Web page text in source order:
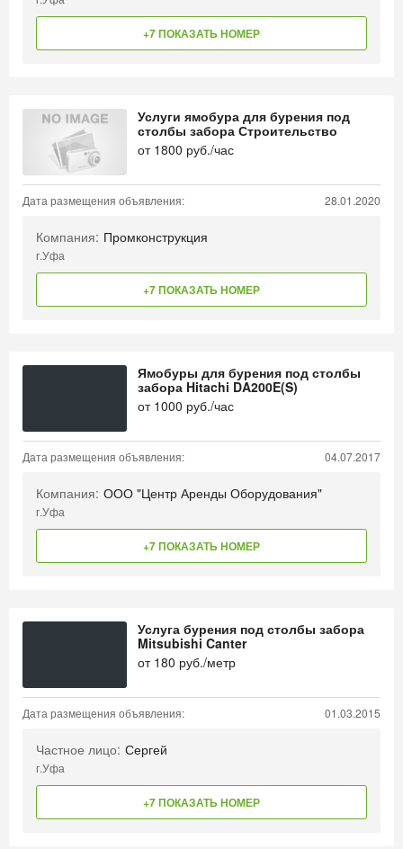
+7 ПОКАЗАТЬ НОМЕР
Услуги ямобура для бурения под
столбы забора Строительство
от 1800 руб./час
Дата размещения объявления: 28.01.2020
Компания: Промконструкция
г.Уфа
+7 ПОКАЗАТЬ НОМЕР
Ямобуры для бурения под столбы
забора Hitachi DA200E(S)
от 1000 руб./час
Дата размещения объявления: 04.07.2017
Компания: ООО "Центр Аренды Оборудования"
г.Уфа
+7 ПОКАЗАТЬ НОМЕР
Услуга бурения под столбы забора
Mitsubishi Canter
от 180 руб./метр
Дата размещения объявления: 01.03.2015
Частное лицо: Сергей
г.Уфа
+7 ПОКАЗАТЬ НОМЕР